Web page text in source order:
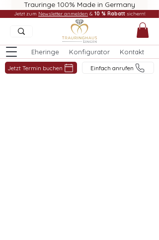
Trauringe 100% Made in Germany
Eheringe Konfigurator Kontakt
Jetzt Termin buchen Einfach anrufen
Jetzt zum Newsletter anmelden & 10 % Rabatt sichern!